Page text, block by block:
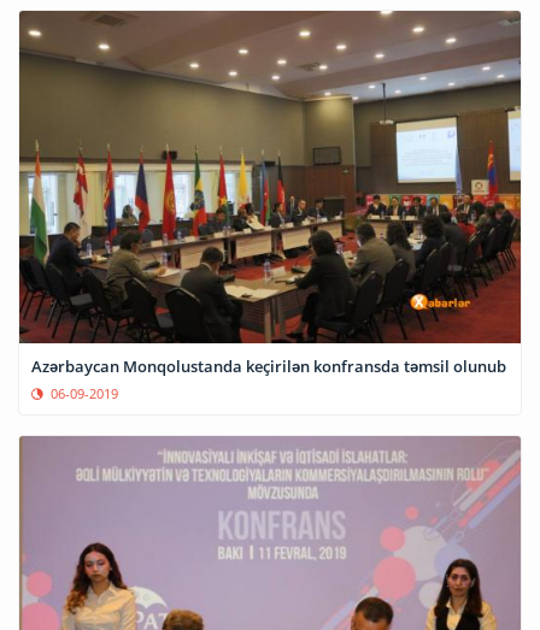
Azərbaycan Monqolustanda keçirilən konfransda təmsil olunub
06-09-2019